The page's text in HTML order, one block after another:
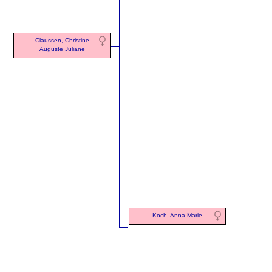
Claussen, Christine
Auguste Juliane
Koch, Anna Marie